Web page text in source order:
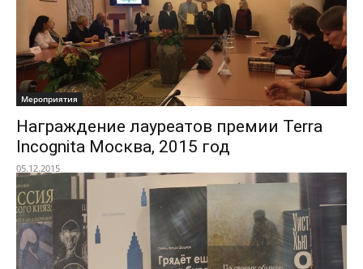
Мероприятия
Награждение лауреатов премии Terra
Incognita Москва, 2015 год
05.12.2015